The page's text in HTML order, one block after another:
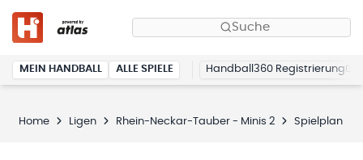
Suche
MEIN HANDBALL ALLE SPIELE Handball360 Registrierung
Home Ligen Rhein-Neckar-Tauber - Minis 2 Spielplan